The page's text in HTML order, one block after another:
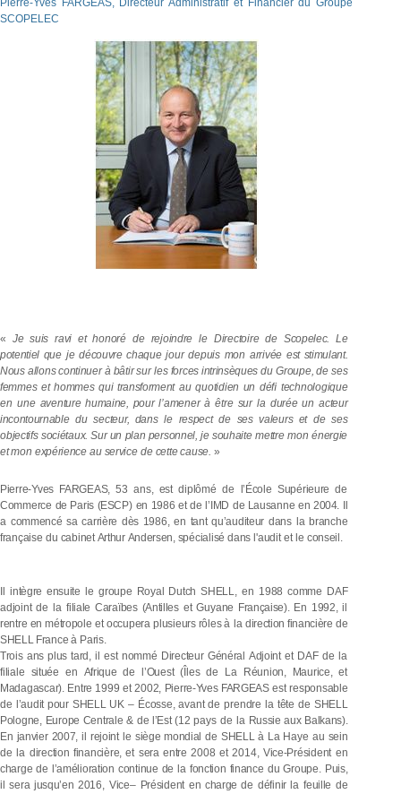
Pierre-Yves FARGEAS, Directeur Administratif et Financier du Groupe
SCOPELEC
« Je suis ravi et honoréde rejoindre le DirectoiredeScopelec. Le
potentiel que je découvre chaque jour depuis mon arrivée est stimulant.
Nous allons continuerà bâtir surles forces intrinsèques duGroupe, deses
femmes et hommesquitransforment auquotidien un déﬁ technologique
enune aventurehumaine, pour l’ameneràêtre sur la duréeunacteur
incontournable dusecteur, dansle respect de ses valeurs et deses
objectifssociétaux.Surun plan personnel,jesouhaitemettremon énergie
et mon expérienceau servicede cette cause. »
Pierre-Yves FARGEAS,53 ans, estdiplôméde l’École Supérieurede
Commerce de Paris (ESC P) en 1986 etde l’ M D de Lausanneen 2004.
a commencésacarrière dès 1986, en tant qu’auditeur dans la branche
française du cabinet Arthur Andersen, spécialisé dans l'auditet le conseil.
Ilintègre ensuite legroupe Royal Dutch SHELL, en 1988comme DAF
adjointde lafiliale Caraïbes (AntillesetGuyane Française). En 1992,il
rentre en métropole etoccupera plusieurs rôlesà la direction financière de
SHELL Franceà Paris.
Trois ans plus tard,ilest nommé Directeur Général Adjointet DAFde la
filiale située en Afrique de l’Ouest (Îlesde La Réunion, Maurice,et
Madagascar). Entre 1999 et2002, Pierre-Yves FARGEAS est responsable
de l’audit pour SHELLUK – Écosse, avantdeprendre latête de SHELL
Pologne, Europe Centrale &de l’Est (12 pays de la Russie aux Balkans).
En janvier 2007,il rejointle siège mondial de SHELLà La Haye au sein
de la direction financière,et sera entre 2008 et2014, Vice-Présidenten
charge de l ’amé lioration continue de lafonction finance duGroupe. Puis,
i lserajusqu’en2016, Vice– Président enchargede définir lafeuille de